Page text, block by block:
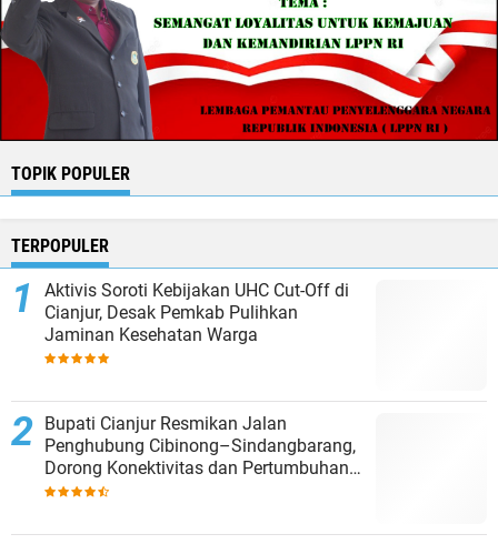
TOPIK POPULER
TERPOPULER
Aktivis Soroti Kebijakan UHC Cut-Off di
Cianjur, Desak Pemkab Pulihkan
Jaminan Kesehatan Warga
Bupati Cianjur Resmikan Jalan
Penghubung Cibinong–Sindangbarang,
Dorong Konektivitas dan Pertumbuhan
Ekonomi Cianjur Selatan